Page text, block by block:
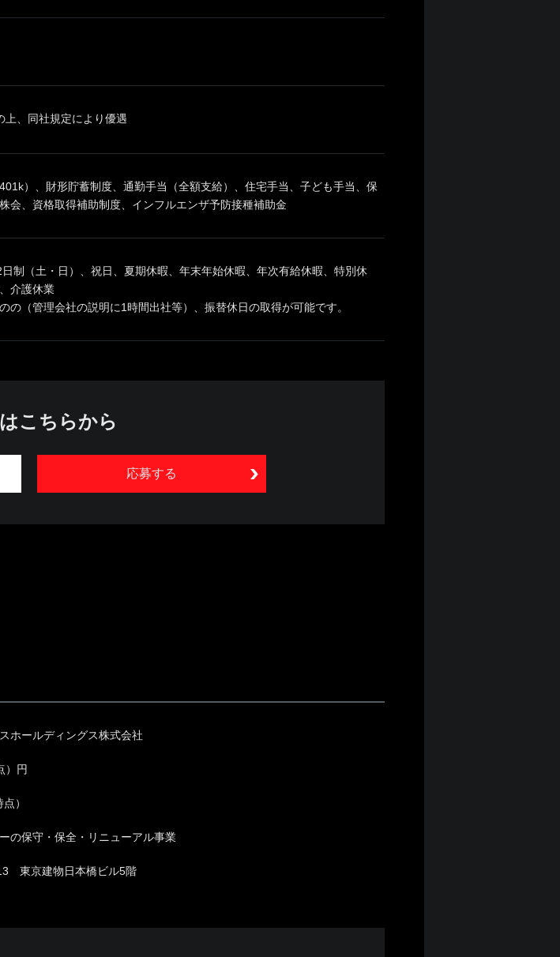
上、同社規定により優遇
）、財形貯蓄制度、通勤手当（全額支給）、住宅手当、子ども手当、保
会、資格取得補助制度、インフルエンザ予防接種補助金
日制（土・日）、祝日、夏期休暇、年末年始休暇、年次有給休暇、特別休
介護休業
の（管理会社の説明に1時間出社等）、振替休日の取得が可能です。
こちらから
応募する
ホールディングス株式会社
）円
）
の保守・保全・リニューアル事業
東京建物日本橋ビル5階